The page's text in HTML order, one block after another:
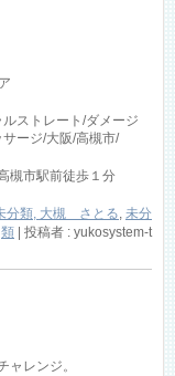
ストレート/ダメージ
ージ/大阪/高槻市/
槻市駅前徒歩１分
分類, 大槻 さとる 未分
類 | 投稿者 : yukosystem-t
ャレンジ。